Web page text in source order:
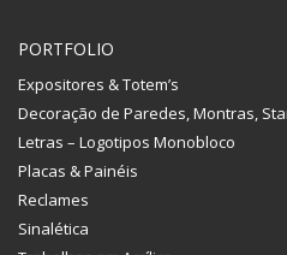
PORTFOLIO
Expositores & Totem’s
Decoração de Paredes, Montras,
Letras – Logotipos Monobloco
Placas & Painéis
Reclames
Sinalética